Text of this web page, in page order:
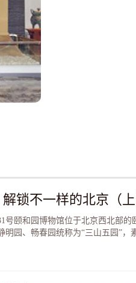
锁不一样的北京（上
号颐和园博物馆位于北京西北部的
明园、畅春园统称为“三山五园”，